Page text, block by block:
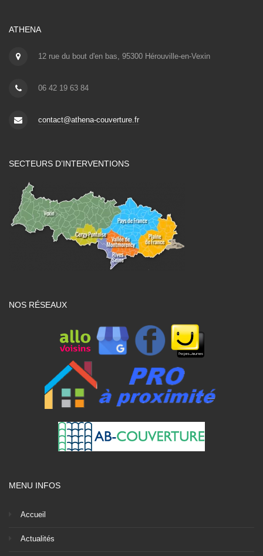
ATHENA
12 rue du bout d'en bas, 95300 Hérouville-en-Vexin
06 42 19 63 84
contact@athena-couverture.fr
SECTEURS D’INTERVENTIONS
NOS RÉSEAUX
MENU INFOS
Accueil
Actualités